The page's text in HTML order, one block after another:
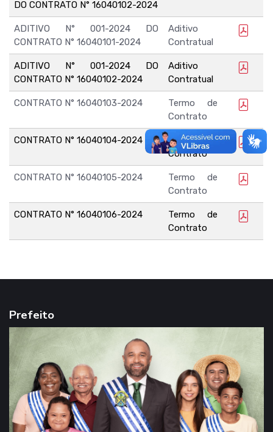
DO CONTRATO N° 16040102-2024
ADITIVO N° 001-2024 DO
CONTRATO N° 16040101-2024
Aditivo
Contratual
ADITIVO N° 001-2024 DO
CONTRATO N° 16040102-2024
Aditivo
Contratual
CONTRATO N° 16040103-2024
Termo de
Contrato
CONTRATO N° 16040104-2024
Termo de
Contrato
CONTRATO N° 16040105-2024
Termo de
Contrato
CONTRATO N° 16040106-2024
Termo de
Contrato
Prefeito